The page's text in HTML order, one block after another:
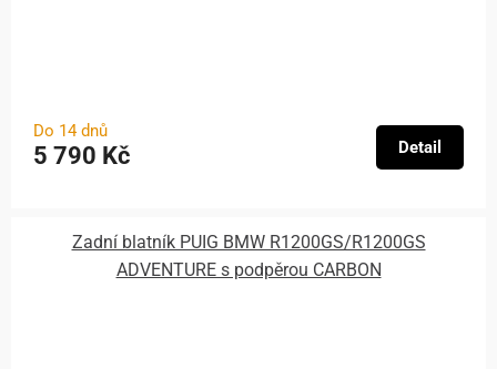
Do 14 dnů
5 790 Kč Detail
Zadní blatník PUIG BMW R1200GS/R1200GS
ADVENTURE s podpěrou CARBON